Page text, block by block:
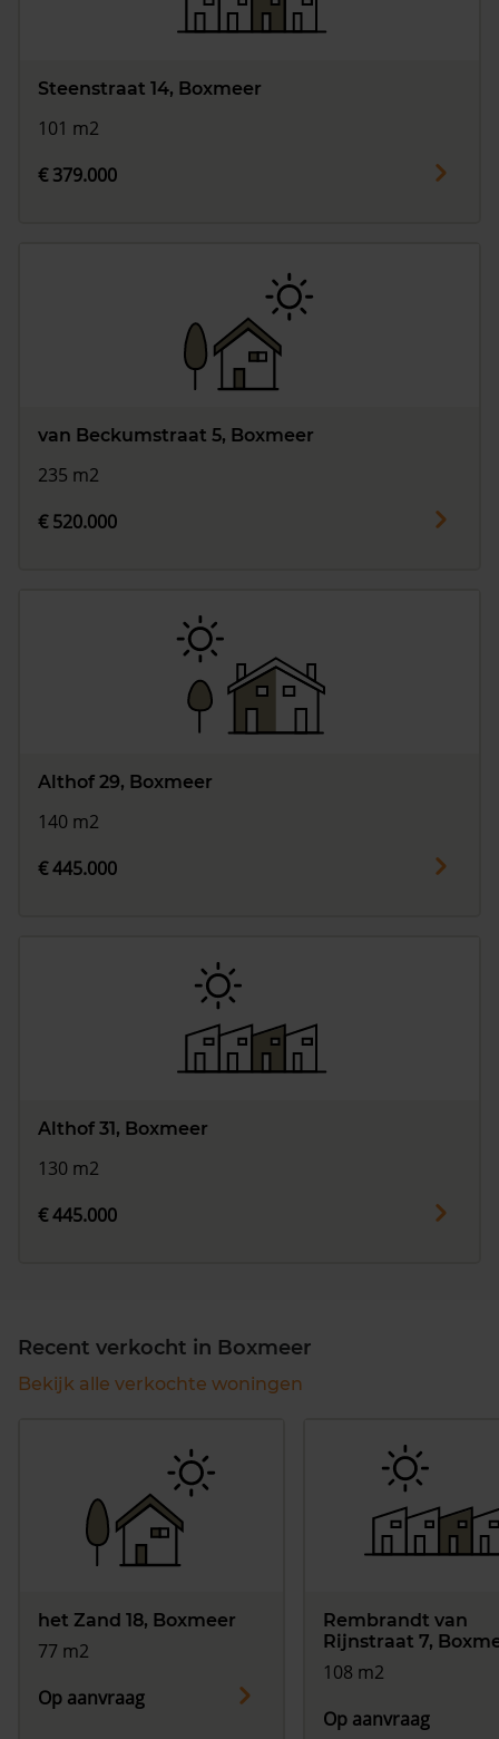
Steenstraat 14, Boxmeer
101 m2
€ 379.000
van Beckumstraat 5, Boxmeer
235 m2
€ 520.000
Althof 29, Boxmeer
140 m2
€ 445.000
Althof 31, Boxmeer
130 m2
€ 445.000
Recent verkocht in Boxmeer
Bekijk alle verkochte woningen
het Zand 18, Boxmeer
77 m2
Op aanvraag
Rembrandt van
Rijnstraat 7,
108 m2
Op aanvraag